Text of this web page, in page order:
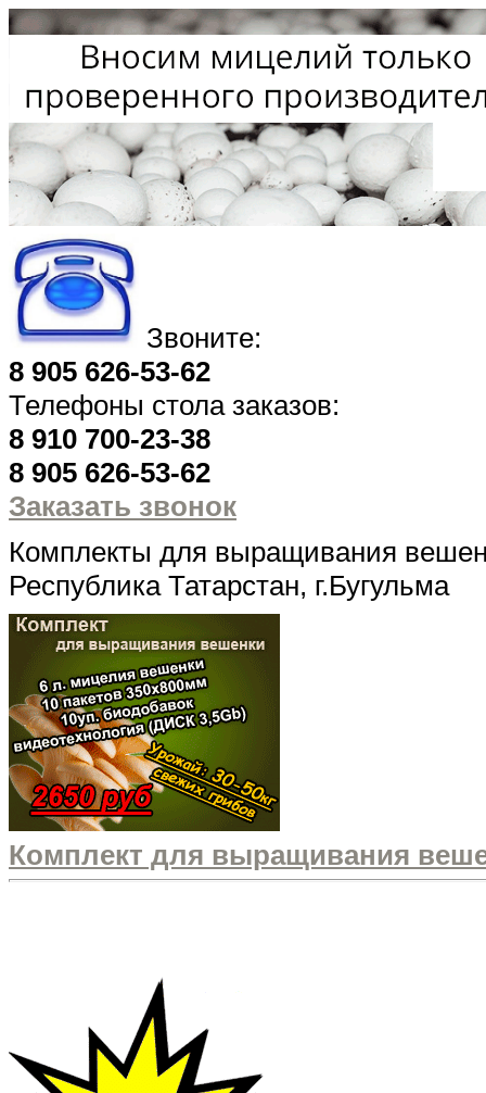
Звоните:
8 905 626-53-62
Телефоны стола заказов:
8 910 700-23-38
8 905 626-53-62
Заказать звонок
Комплекты для выращивания
Республика Татарстан, г.Бугульма
Комплект для выращивания